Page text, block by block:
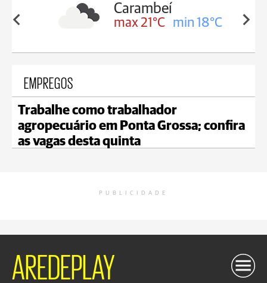
19°C
Carambeí
max 21°C min 18°C
EMPREGOS
Trabalhe como trabalhador
agropecuário em Ponta Grossa; confira
as vagas desta quinta
PUBLICIDADE
AREDEPLAY